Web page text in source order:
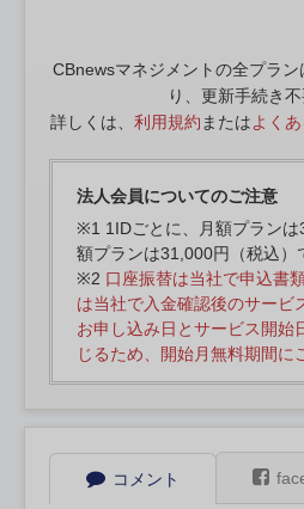
CBnewsマネジメントの全プラ
り、更新手続き不
詳しくは、 利用規約 またはよく
法人会員についてのご注意
※1 1IDごとに、月額プラン
額プランは31,000円（税込）
※2 口座振替は当社で申込書
は当社で入金確認後のサービ
お申し込み日とサービス開始
じるため、開始月無料期間に
コメント